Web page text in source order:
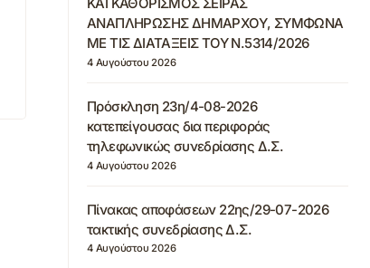
ΑΝΑΠΛΗΡΩΣΗΣ ΔΗΜΑΡΧΟΥ, ΣΥΜΦΩΝΑ
ΜΕ ΤΙΣ ΔΙΑΤΑΞΕΙΣ ΤΟΥ Ν.5314/2026
4 Αυγούστου 2026
Πρόσκληση 23η/4-08-2026
κατεπείγουσας δια περιφοράς
τηλεφωνικώς συνεδρίασης Δ.Σ.
4 Αυγούστου 2026
Πίνακας αποφάσεων 22ης/29-07-2026
τακτικής συνεδρίασης Δ.Σ.
4 Αυγούστου 2026